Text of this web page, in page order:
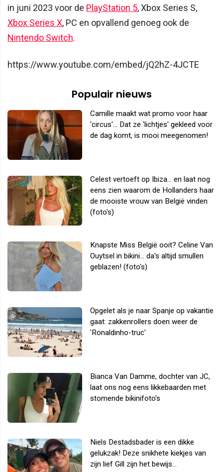
in juni 2023 voor de PlayStation 5, Xbox Series S,
Xbox Series X, PC en opvallend genoeg ook de
Nintendo Switch.
https://www.youtube.com/embed/jQ2hZ-4JCTE
Populair nieuws
Camille maakt wat promo voor haar
'circus'... Dat ze 'lichtjes' gekleed voor
de dag komt, is mooi meegenomen!
Celest vertoeft op Ibiza... en laat nog
eens zien waarom de Hollanders haar
de mooiste vrouw van België vinden
(foto's)
Knapste Miss België ooit? Celine Van
Ouytsel in bikini... da's altijd smullen
geblazen! (foto's)
Opgelet als je naar Spanje op vakantie
gaat: zakkenrollers doen weer de
'Ronaldinho-truc'
Bianca Van Damme, dochter van JC,
laat ons nog eens likkebaarden met
stomende bikinifoto's
Niels Destadsbader is een dikke
gelukzak! Deze snikhete kiekjes van
zijn lief Gill zijn het bewijs...